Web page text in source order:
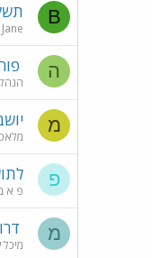
B
ה
מ
פ
פ א
מ